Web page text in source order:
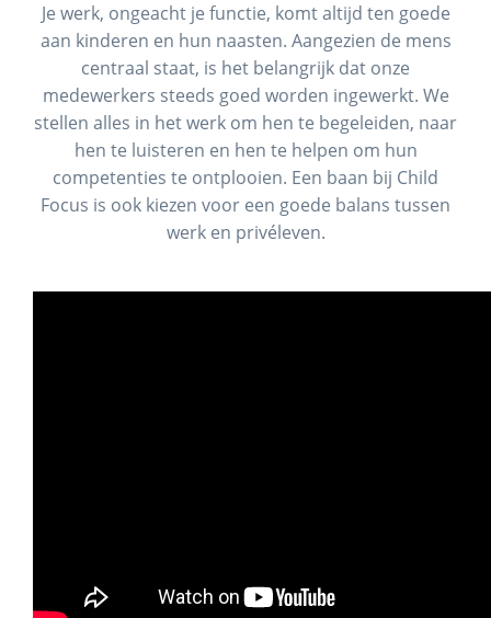
Je werk, ongeacht je functie, komt altijd ten goede
aan kinderen en hun naasten. Aangezien de mens
centraal staat, is het belangrijk dat onze
medewerkers steeds goed worden ingewerkt. We
stellen alles in het werk om hen te begeleiden, naar
hen te luisteren en hen te helpen om hun
competenties te ontplooien. Een baan bij Child
Focus is ook kiezen voor een goede balans tussen
werk en privéleven.